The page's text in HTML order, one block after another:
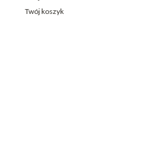
Twój koszyk